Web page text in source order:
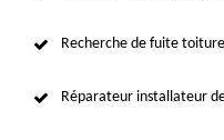
Recherche de fuite
Réparateur installateur